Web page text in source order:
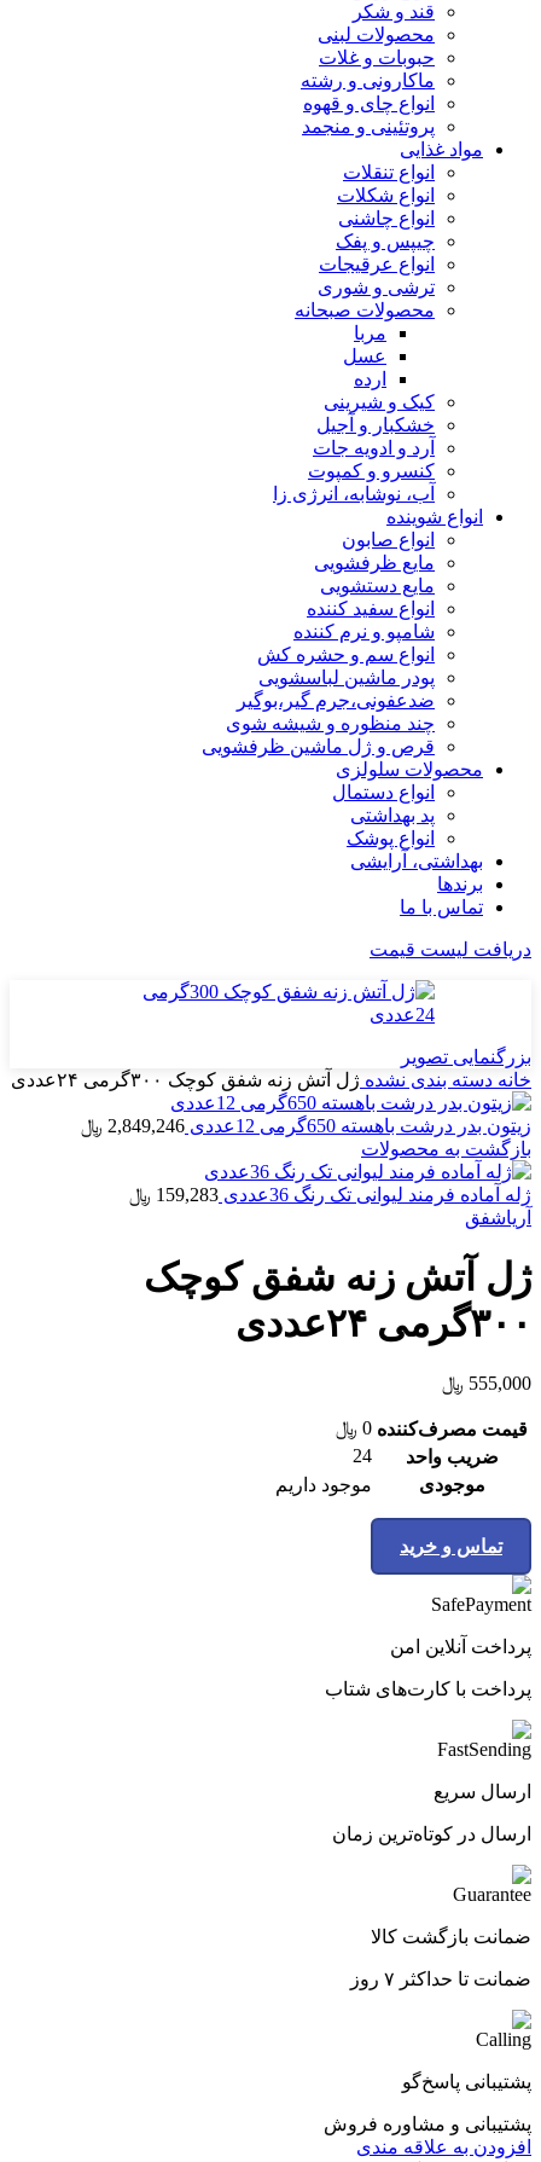
قند و شکر
محصولات لبنی
حبوبات و غلات
ماکارونی و رشته
انواع چای و قهوه
پروتئینی و منجمد
مواد غذایی
انواع تنقلات
انواع شکلات
انواع چاشنی
چیپس و پفک
انواع عرقیجات
ترشی و شوری
محصولات صبحانه
مربا
عسل
ارده
کیک و شیرینی
خشکبار و آجیل
آرد و ادویه جات
کنسرو و کمپوت
آب، نوشابه، انرژی زا
انواع شوینده
انواع صابون
مایع ظرفشویی
مایع دستشویی
انواع سفید کننده
شامپو و نرم کننده
انواع سم و حشره کش
پودر ماشین لباسشویی
ضدعفونی،جرم گیر،بوگیر
چند منظوره و شیشه شوی
قرص و ژل ماشین ظرفشویی
محصولات سلولزی
انواع دستمال
پد بهداشتی
انواع پوشک
بهداشتی، آرایشی
برندها
تماس با ما
دریافت لیست قیمت
بزرگنمایی تصویر
خانه دسته بندی نشده ژل آتش زنه شفق کوچک ۳۰۰گرمی ۲۴عددی
زیتون بدر درشت باهسته 650گرمی 12عددی 2,849,246 ﷼
بازگشت به محصولات
ژله آماده فرمند لیوانی تک رنگ 36عددی 159,283 ﷼
آریاشفق
ژل آتش زنه شفق کوچک
۳۰۰گرمی ۲۴عددی
555,000 ﷼
قیمت مصرف‌کننده 0 ﷼
ضریب واحد
24
موجودی
موجود داریم
تماس و خرید
پرداخت آنلاین امن
پرداخت با کارت‌های شتاب
ارسال سریع
ارسال در کوتاه‌ترین زمان
ضمانت بازگشت کالا
ضمانت تا حداکثر ۷ روز
پشتیبانی پاسخ‌گو
پشتیبانی و مشاوره فروش
افزودن به علاقه مندی